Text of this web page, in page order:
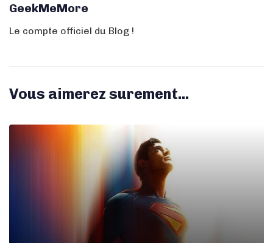
GeekMeMore
Le compte officiel du Blog !
Vous aimerez surement...